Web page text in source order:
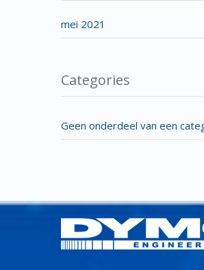
mei 2021
Categories
Geen onderdeel van een